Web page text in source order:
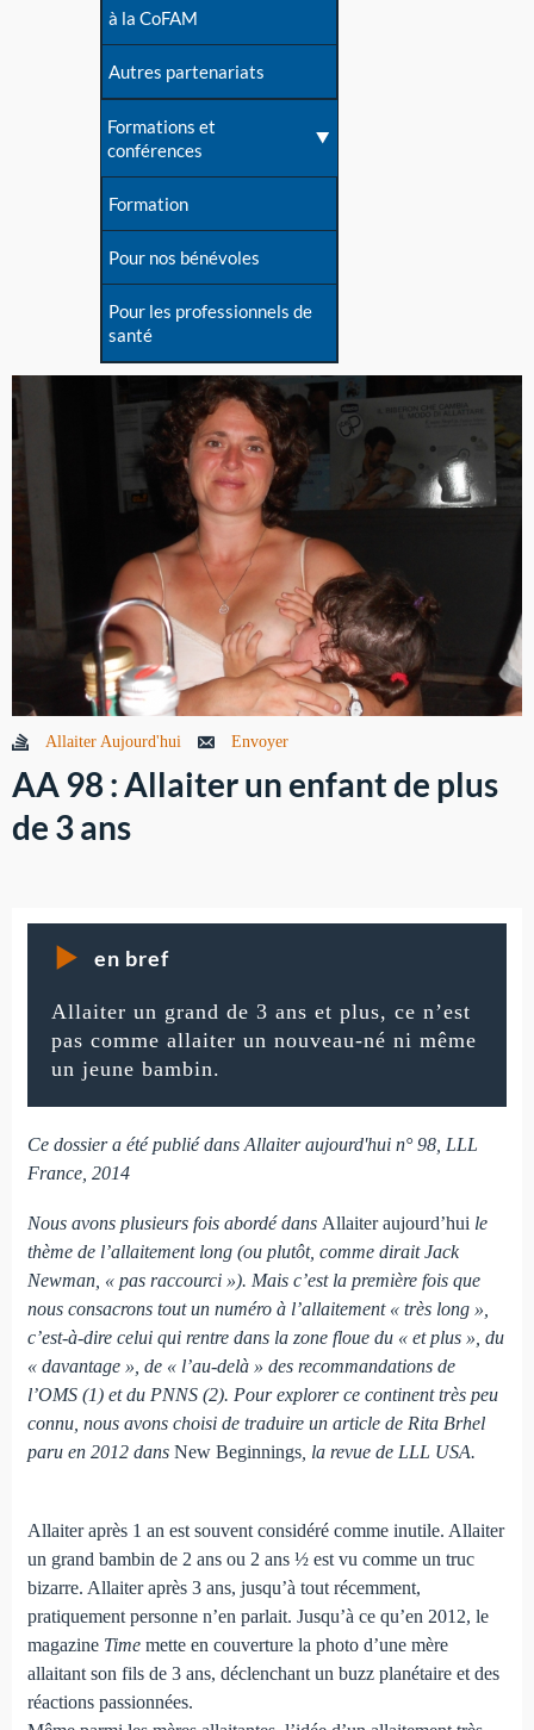
à la CoFAM
Autres partenariats
Formations et
conférences
Formation
Pour nos bénévoles
Pour les professionnels de
santé
Allaiter Aujourd'hui Envoyer
AA 98 : Allaiter un enfant de plus
de 3 ans
en bref
Allaiter un grand de 3 ans et plus, ce n’est
pas comme allaiter un nouveau-né ni même
un jeune bambin.
Ce dossier a été publié dans Allaiter aujourd'hui n° 98, LLL
France, 2014
Nous avons plusieurs fois abordé dans Allaiter aujourd’hui le
thème de l’allaitement long (ou plutôt, comme dirait Jack
Newman, « pas raccourci »). Mais c’est la première fois que
nous consacrons tout un numéro à l’allaitement « très long »,
c’est-à-dire celui qui rentre dans la zone floue du « et plus », du
« davantage », de « l’au-delà » des recommandations de
l’OMS (1) et du PNNS (2). Pour explorer ce continent très peu
connu, nous avons choisi de traduire un article de Rita Brhel
paru en 2012 dans New Beginnings, la revue de LLL USA.
Allaiter après 1 an est souvent considéré comme inutile. Allaiter
un grand bambin de 2 ans ou 2 ans ½ est vu comme un truc
bizarre. Allaiter après 3 ans, jusqu’à tout récemment,
pratiquement personne n’en parlait. Jusqu’à ce qu’en 2012, le
magazine Timemette en couverture la photo d’une mère
allaitant son fils de 3 ans, déclenchant un buzz planétaire et des
réactions passionnées.